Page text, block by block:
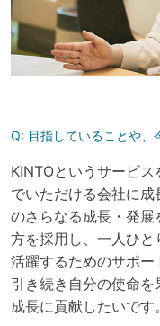
Q: 目指していることや、
KINTOというサービ
でいただける会社に
のさらなる成長・発
方を採用し、一人ひ
活躍するためのサポー
引き続き自分の使命
成長に貢献したいです。